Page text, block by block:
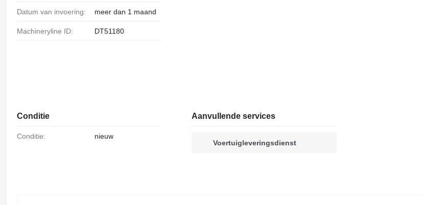
Datum van invoering: meer dan 1 maand
Machineryline ID: DT51180
Conditie
Conditie: nieuw
Aanvullende services
Voertuigleveringsdienst